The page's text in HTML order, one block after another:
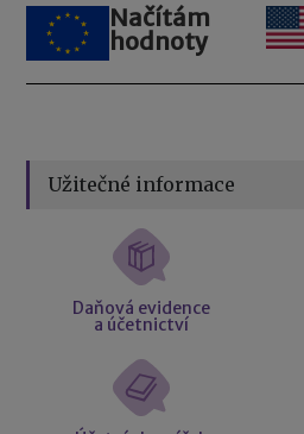
Načítám
hodnoty
Užitečné informace
Daňová evidence
a účetnictví